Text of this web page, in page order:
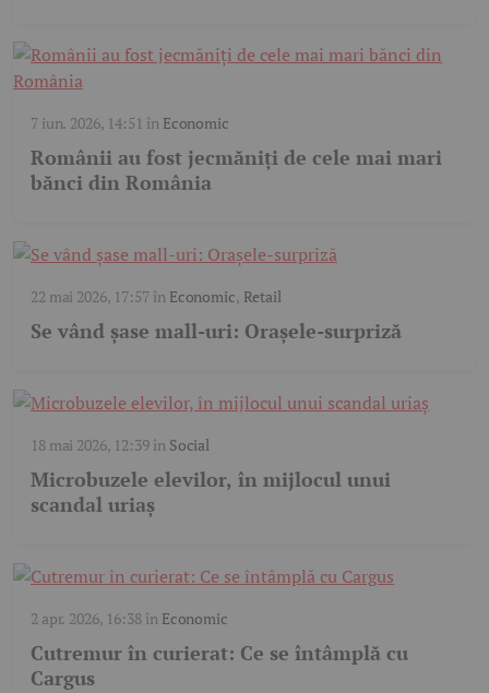
7 iun. 2026, 14:51 în Economic
Românii au fost jecmăniți de cele mai mari
bănci din România
22 mai 2026, 17:57în Economic, Retail
Se vând șase mall-uri: Orașele-surpriză
18 mai 2026, 12:39în Social
Microbuzele elevilor, în mijlocul unui
scandal uriaș
2 apr. 2026, 16:38în Economic
Cutremur în curierat: Ce se întâmplă cu
Cargus